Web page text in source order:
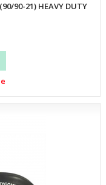
90-21) HEAVY DUTY